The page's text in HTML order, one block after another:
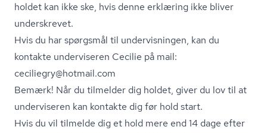
holdet kan ikke ske, hvis denne erklæring ikke bliver
underskrevet.
Hvis du har spørgsmål til undervisningen, kan du
kontakte underviseren Cecilie på mail:
ceciliegry@hotmail.com
Bemærk! Når du tilmelder dig holdet, giver du lov til at
underviseren kan kontakte dig før hold start.
Hvis du vil tilmelde dig et hold mere end 14 dage efter